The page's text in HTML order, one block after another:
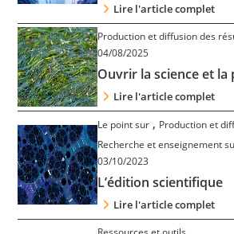
Lire l'article complet
Production et diffusion des
04/08/2025
Ouvrir la science et
Lire l'article complet
Le point sur , Production et
Recherche et enseignement
03/10/2023
L’édition scientifique
Lire l'article complet